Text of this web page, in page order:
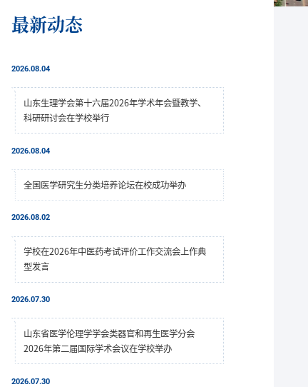
最新动态
2026.08.04
山东生理学会第十六届2026年学术年会暨教学、
科研研讨会在学校举行
2026.08.04
全国医学研究生分类培养论坛在校成功举办
2026.08.02
学校在2026年中医药考试评价工作交流会上作典
型发言
2026.07.30
山东省医学伦理学学会类器官和再生医学分会
2026年第二届国际学术会议在学校举办
2026.07.30